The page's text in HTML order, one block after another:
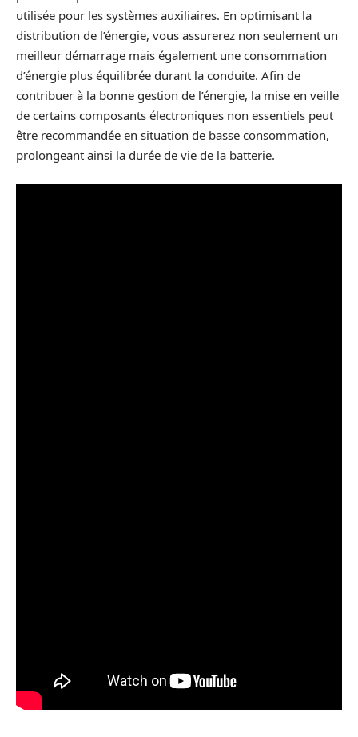
utilisée pour les systèmes auxiliaires. En optimisant la
distribution de l’énergie, vous assurerez non seulement un
meilleur démarrage mais également une consommation
d’énergie plus équilibrée durant la conduite. Afin de
contribuer à la bonne gestion de l’énergie, la mise en veille
de certains composants électroniques non essentiels peut
être recommandée en situation de basse consommation,
prolongeant ainsi la durée de vie de la batterie.